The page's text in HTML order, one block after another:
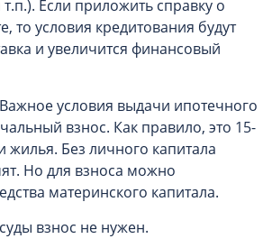
Если приложить справку о
то условия кредитования будут
и увеличится финансовый
условия выдачи ипотечного
взнос. Как правило, это 15-
жилья. Без личного капитала
Но для взноса можно
материнского капитала.
взнос не нужен.